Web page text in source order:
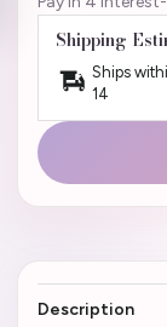
Shipping
Ships
14
Description